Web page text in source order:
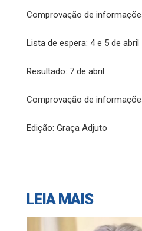
Comprovação de
Lista de espera: 4 e 5 de abril
Resultado: 7 de abril.
Comprovação de
Edição: Graça Adjuto
LEIA MAIS